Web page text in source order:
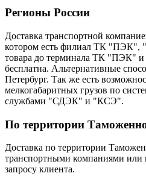
Регионы России
Доставка транспортной
котором есть филиал ТК "ПЭК",
товара до терминала ТК "ПЭК"
бесплатна. Альтернативные
Петербург. Так же есть
мелкогабаритных грузов по
службами "СДЭК" и "КСЭ".
По территории
Доставка по территории
транспортными компаниями или
запросу клиента.